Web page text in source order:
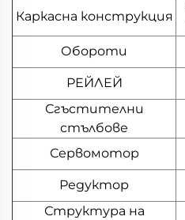
Каркасна конструкция
Обороти
РЕЙЛЕЙ
Сгъстителни
стълбове
Сервомотор
Редуктор
Структура на